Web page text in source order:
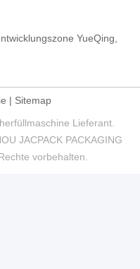
YueQing,
| Sitemap
Lieferant.
JACPACK PACKAGING
vorbehalten.